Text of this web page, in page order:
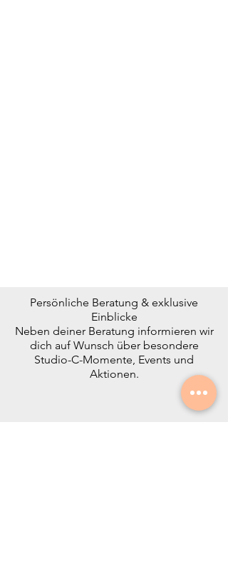
Persönliche Beratung & exklusive
Einblicke
Neben deiner Beratung informieren wir
dich auf Wunsch über besondere
Studio-C-Momente, Events und
Aktionen.